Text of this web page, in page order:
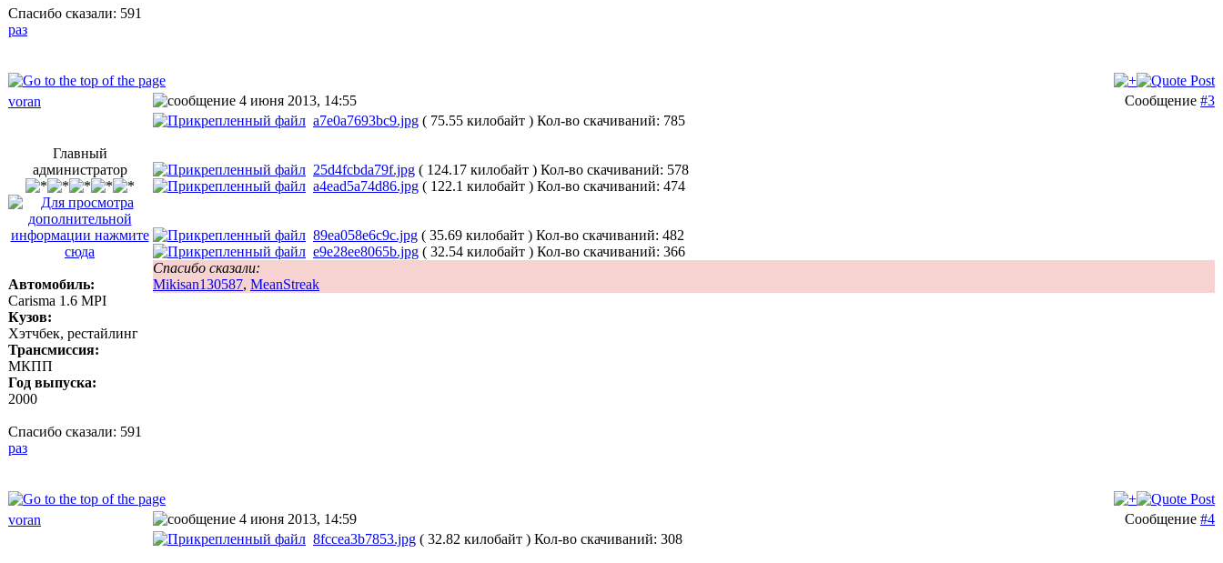
Спасибо сказали: 591
раз
voran 4 июня 2013, 14:55 Сообщение #3
Главный
администратор
Автомобиль:
Carisma 1.6 MPI
Кузов:
Хэтчбек, рестайлинг
Трансмиссия:
МКПП
Год выпуска:
2000
Спасибо сказали: 591
раз
a7e0a7693bc9.jpg ( 75.55 килобайт ) Кол-во скачиваний: 785
25d4fcbda79f.jpg ( 124.17 килобайт ) Кол-во скачиваний: 578
a4ead5a74d86.jpg ( 122.1 килобайт ) Кол-во скачиваний: 474
89ea058e6c9c.jpg ( 35.69 килобайт ) Кол-во скачиваний: 482
e9e28ee8065b.jpg ( 32.54 килобайт ) Кол-во скачиваний: 366
Спасибо сказали:
Mikisan130587, MeanStreak
voran 4 июня 2013, 14:59 Сообщение #4
8fccea3b7853.jpg ( 32.82 килобайт ) Кол-во скачиваний: 308